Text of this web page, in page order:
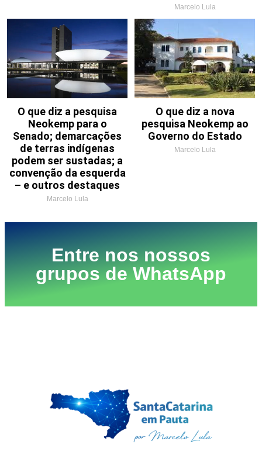
Marcelo Lula
O que diz a pesquisa
Neokemp para o
Senado; demarcações
de terras indígenas
podem ser sustadas; a
convenção da esquerda
– e outros destaques
Marcelo Lula
O que diz a nova
pesquisa Neokemp ao
Governo do Estado
Marcelo Lula
Entre nos nossos
grupos de WhatsApp